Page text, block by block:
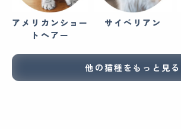
アメリカンショー
トヘアー
サイベリアン
他の猫種をもっと見る